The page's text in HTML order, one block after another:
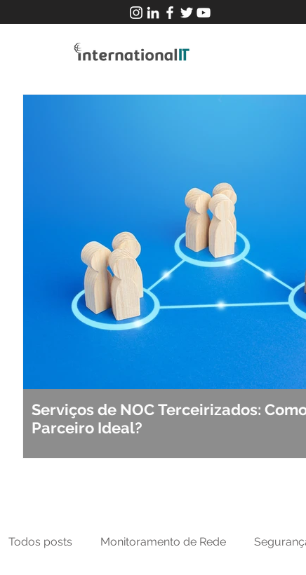
Serviços de NOC Terceirizados:
Parceiro Ideal?
Todos posts Monitoramento de Rede